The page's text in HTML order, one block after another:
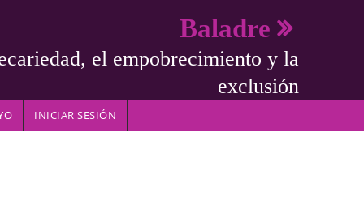
Baladre
el empobrecimiento y la
exclusión
INICIAR SESIÓN